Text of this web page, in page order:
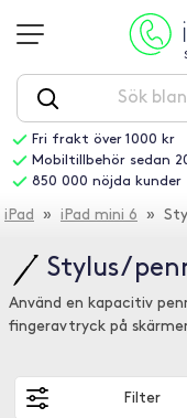
Fri frakt över 1000 kr
Mobiltillbehör sedan
850 000 nöjda kunder
iPad » iPad mini 6 »
Stylus /
Använd en kapacitiv
fingeravtryck på
Filter